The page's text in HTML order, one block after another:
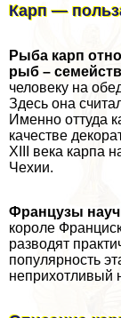
Карп —
Рыба карп
рыб –
человеку на
Здесь она
Именно оттуда
качестве
XIII века карпа
Чехии.
Французы
короле
разводят
популярность
неприхотливый